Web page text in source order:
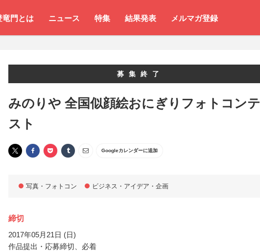
竜門とは ニュース 特集 結果発表 メルマガ登録
募集終了
みのりや 全国似顔絵おにぎりフォトコンテ
スト
Googleカレンダーに追加
写真・フォトコン ビジネス・アイデア・企画
締切
2017年05月21日 (日)
作品提出・応募締切、必着